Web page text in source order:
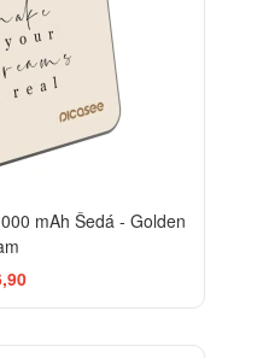
mAh Šedá - Golden